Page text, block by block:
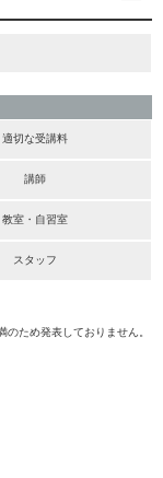
適切な受講料
講師
教室・自習室
スタッフ
ため発表しておりません。